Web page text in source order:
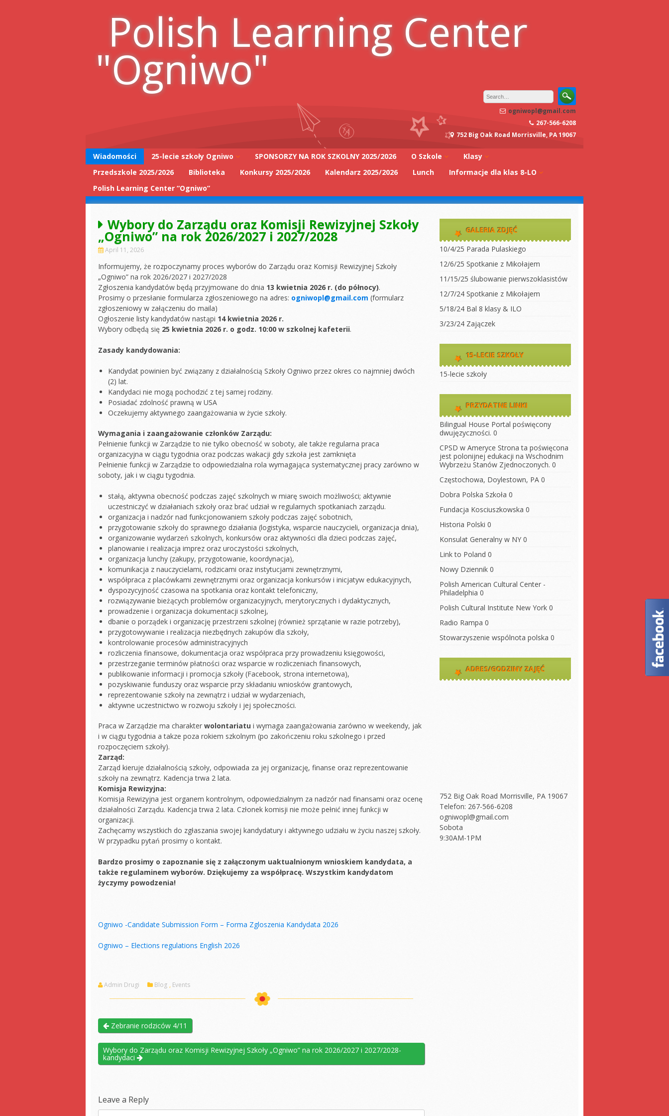
Polish Learning Center
"Ogniwo"
ogniwopl@gmail.com
267-566-6208
752 Big Oak Road Morrisville, PA 19067
Wiadomości
25-lecie szkoły Ogniwo
25-lecie wpis do
SPONSORZY NA ROK SZKOLNY 2025/2026
O Szkole
Adres szkoły
2025/2026
2025/2026
Statut szkoły
“Ogniwo”
Dokumenty do
15-lecie szkoły
Klasy
Klasa 0A
Klasa 1A
Klasa 1B
Klasa 2
Klasa 3A
Klasa 3 B
Klasa 5
Klasa 6
Klasa 8
LO 1
Przedszkole 2025/2026 Biblioteka Konkursy 2025/2026 Kalendarz 2025/2026 Lunch
Informacje dla klas 8-LO
Stypendia
Egzaminy z
dwujęzyczności
Polish Learning Center “Ogniwo”
Wybory do Zarządu oraz Komisji Rewizyjnej Szkoły
„Ogniwo” na rok 2026/2027 i 2027/2028
April 11, 2026
Informujemy, że rozpoczynamy proces wyborów do Zarządu oraz Komisji Rewizyjnej Szkoły
„Ogniwo” na rok 2026/2027 i 2027/2028
Zgłoszenia kandydatów będą przyjmowane do dnia 13 kwietnia 2026 r. (do północy).
Prosimy o przesłanie formularza zgłoszeniowego na adres: ogniwopl@gmail.com (formularz
zgłoszeniowy w załączeniu do maila)
Ogłoszenie listy kandydatów nastąpi 14 kwietnia 2026 r.
Wybory odbędą się 25 kwietnia 2026 r. o godz. 10:00 w szkolnej kafeterii.
Zasady kandydowania:
Kandydat powinien być związany z działalnością Szkoły Ogniwo przez okres co najmniej dwóch
(2) lat.
Kandydaci nie mogą pochodzić z tej samej rodziny.
Posiadać zdolność prawną w USA
Oczekujemy aktywnego zaangażowania w życie szkoły.
Wymagania i zaangażowanie członków Zarządu:
Pełnienie funkcji w Zarządzie to nie tylko obecność w soboty, ale także regularna praca
organizacyjna w ciągu tygodnia oraz podczas wakacji gdy szkoła jest zamknięta
Pełnienie funkcji w Zarządzie to odpowiedzialna rola wymagająca systematycznej pracy zarówno w
soboty, jak i w ciągu tygodnia.
stałą, aktywna obecność podczas zajęć szkolnych w miarę swoich możliwości; aktywnie
uczestniczyć w działaniach szkoły oraz brać udział w regularnych spotkaniach zarządu.
organizacja i nadzór nad funkcjonowaniem szkoły podczas zajęć sobotnich,
przygotowanie szkoły do sprawnego działania (logistyka, wsparcie nauczycieli, organizacja dnia),
organizowanie wydarzeń szkolnych, konkursów oraz aktywności dla dzieci podczas zajęć,
planowanie i realizacja imprez oraz uroczystości szkolnych,
organizacja lunchy (zakupy, przygotowanie, koordynacja),
komunikacja z nauczycielami, rodzicami oraz instytucjami zewnętrznymi,
współpraca z placówkami zewnętrznymi oraz organizacja konkursów i inicjatyw edukacyjnych,
dyspozycyjność czasowa na spotkania oraz kontakt telefoniczny,
rozwiązywanie bieżących problemów organizacyjnych, merytorycznych i dydaktycznych,
prowadzenie i organizacja dokumentacji szkolnej,
dbanie o porządek i organizację przestrzeni szkolnej (również sprzątanie w razie potrzeby),
przygotowywanie i realizacja niezbędnych zakupów dla szkoły,
kontrolowanie procesów administracyjnych
rozliczenia finansowe, dokumentacja oraz współpraca przy prowadzeniu księgowości,
przestrzeganie terminów płatności oraz wsparcie w rozliczeniach finansowych,
publikowanie informacji i promocja szkoły (Facebook, strona internetowa),
pozyskiwanie funduszy oraz wsparcie przy składaniu wniosków grantowych,
reprezentowanie szkoły na zewnątrz i udział w wydarzeniach,
aktywne uczestnictwo w rozwoju szkoły i jej społeczności.
Praca w Zarządzie ma charakter wolontariatu i wymaga zaangażowania zarówno w weekendy, jak
i w ciągu tygodnia a takze poza rokiem szkolnym (po zakończeniu roku szkolnego i przed
rozpoczęciem szkoły).
Zarząd:
Zarząd kieruje działalnością szkoły, odpowiada za jej organizację, finanse oraz reprezentowanie
szkoły na zewnątrz. Kadencja trwa 2 lata.
Komisja Rewizyjna:
Komisja Rewizyjna jest organem kontrolnym, odpowiedzialnym za nadzór nad finansami oraz ocenę
działalności Zarządu. Kadencja trwa 2 lata. Członek komisji nie może pełnić innej funkcji w
organizacji.
Zachęcamy wszystkich do zgłaszania swojej kandydatury i aktywnego udziału w życiu naszej szkoły.
W przypadku pytań prosimy o kontakt.
Bardzo prosimy o zapoznanie się z załączonym uaktualnionym wnioskiem kandydata, a
także regulaminem wyborów. Dziękujemy za współpracę. Wszystkim kandydatom
życzymy powodzenia!
Ogniwo -Candidate Submission Form – Forma Zgloszenia Kandydata 2026
Ogniwo – Elections regulations English 2026
Admin Drugi Blog , Events
Zebranie rodziców 4/11
Wybory do Zarządu oraz Komisji Rewizyjnej Szkoły „Ogniwo” na rok 2026/2027 i 2027/2028-
kandydaci
Leave a Reply
GALERIA ZDJĘĆ
10/4/25 Parada Pulaskiego
12/6/25 Spotkanie z Mikołajem
11/15/25 ślubowanie pierwszoklasistów
12/7/24 Spotkanie z Mikołajem
5/18/24 Bal 8 klasy & ILO
3/23/24 Zajączek
15-LECIE SZKOŁY
15-lecie szkoły
PRZYDATNE LINKI
Bilingual House Portal poświęcony
dwujęzyczności. 0
CPSD w Ameryce Strona ta poświęcona
jest polonijnej edukacji na Wschodnim
Wybrzeżu Stanów Zjednoczonych. 0
Częstochowa, Doylestown, PA 0
Dobra Polska Szkoła 0
Fundacja Kosciuszkowska 0
Historia Polski 0
Konsulat Generalny w NY 0
Link to Poland 0
Nowy Dziennik 0
Polish American Cultural Center -
Philadelphia 0
Polish Cultural Institute New York 0
Radio Rampa 0
Stowarzyszenie wspólnota polska 0
ADRES/GODZINY ZAJĘĆ
752 Big Oak Road Morrisville, PA 19067
Telefon: 267-566-6208
ogniwopl@gmail.com
Sobota
9:30AM-1PM